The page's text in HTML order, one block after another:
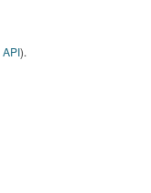
).